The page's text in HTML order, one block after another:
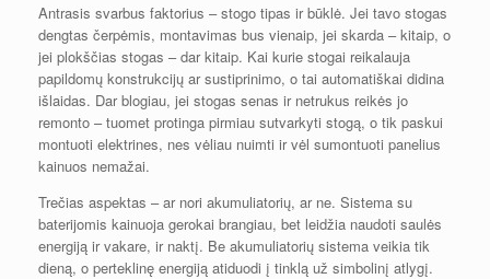
Antrasis svarbus faktorius – stogo tipas ir būklė. Jei tavo stogas
dengtas čerpėmis, montavimas bus vienaip, jei skarda – kitaip, o
jei plokščias stogas – dar kitaip. Kai kurie stogai reikalauja
papildomų konstrukcijų ar sustiprinimo, o tai automatiškai didina
išlaidas. Dar blogiau, jei stogas senas ir netrukus reikės jo
remonto – tuomet protinga pirmiau sutvarkyti stogą, o tik paskui
montuoti elektrines, nes vėliau nuimti ir vėl sumontuoti panelius
kainuos nemažai.
Trečias aspektas – ar nori akumuliatorių, ar ne. Sistema su
baterijomis kainuoja gerokai brangiau, bet leidžia naudoti saulės
energiją ir vakare, ir naktį. Be akumuliatorių sistema veikia tik
dieną, o perteklinę energiją atiduodi į tinklą už simbolinį atlygį.